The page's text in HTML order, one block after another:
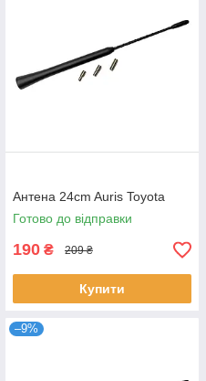
Антена 24cm Auris Toyota
Готово до відправки
190 ₴ 209 ₴
Купити
–9%